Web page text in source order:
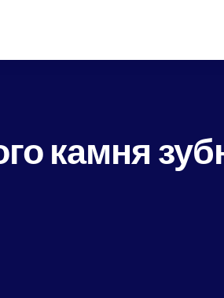
камня